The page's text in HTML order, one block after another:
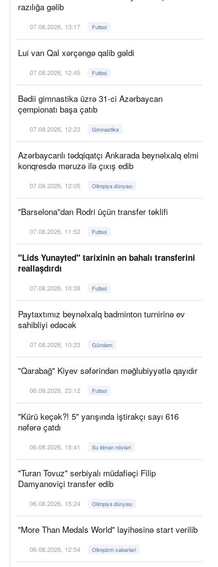
razılığa gəlib
07.08.2026, 13:17 Futbol
Lui van Qal xərçəngə qalib gəldi
07.08.2026, 12:45 Futbol
Bədii gimnastika üzrə 31-ci Azərbaycan
çempionatı başa çatıb
07.08.2026, 12:23 Gimnastika
Azərbaycanlı tədqiqatçı Ankarada beynəlxalq elmi
konqresdə məruzə ilə çıxış edib
07.08.2026, 12:05 Olimpiya dünyası
"Barselona"dan Rodri üçün transfer təklifi
07.08.2026, 11:53 Futbol
"Lids Yunayted" tarixinin ən bahalı transferini
reallaşdırdı
07.08.2026, 10:38 Futbol
Paytaxtımız beynəlxalq badminton turnirinə ev
sahibliyi edəcək
07.08.2026, 10:23 Gündəm
"Qarabağ" Kiyev səfərindən məğlubiyyətlə qayıdır
06.08.2026, 23:12 Futbol
"Kürü keçək?! 5" yarışında iştirakçı sayı 616
nəfərə çatdı
06.08.2026, 15:41 Su idman növləri
"Turan Tovuz" serbiyalı müdafiəçi Filip
Damyanoviçi transfer edib
06.08.2026, 15:24 Olimpiya dünyası
"More Than Medals World" layihəsinə start verilib
06.08.2026, 12:54 Olimpizm xəbərləri